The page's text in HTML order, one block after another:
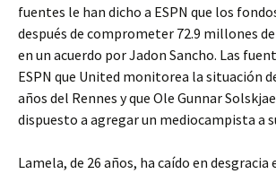
fuentes le han dicho a ESPN que los
después de comprometer 72.9 millones
en un acuerdo por Jadon Sancho. Las
ESPN que United monitorea la situación
años del Rennes y que Ole Gunnar
dispuesto a agregar un mediocampista a
Lamela, de 26 años, ha caído en